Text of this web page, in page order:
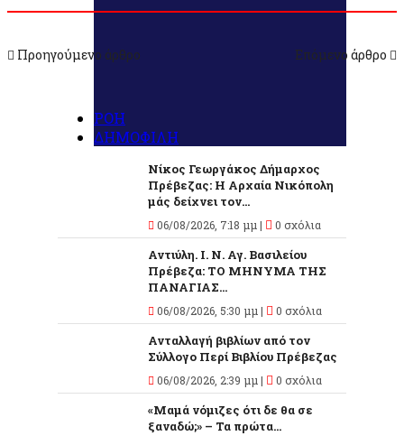
Προηγούμενο άρθρο Επόμενο άρθρο
ΡΟΗ
ΔΗΜΟΦΙΛΗ
Νίκος Γεωργάκος Δήμαρχος
Πρέβεζας: Η Αρχαία Νικόπολη
μάς δείχνει τον...
06/08/2026, 7:18 μμ | 0 σχόλια
Αντιύλη. Ι. Ν. Αγ. Βασιλείου
Πρέβεζα: ΤΟ ΜΗΝΥΜΑ ΤΗΣ
ΠΑΝΑΓΙΑΣ...
06/08/2026, 5:30 μμ | 0 σχόλια
Ανταλλαγή βιβλίων από τον
Σύλλογο Περί Βιβλίου Πρέβεζας
06/08/2026, 2:39 μμ | 0 σχόλια
«Μαμά νόμιζες ότι δε θα σε
ξαναδώ;» – Τα πρώτα...